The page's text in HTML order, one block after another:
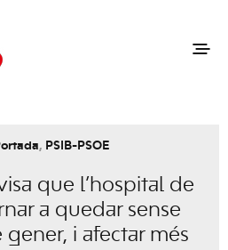
, PSIB-PSOE
que l’hospital de
a quedar sense
gener, i afectar més